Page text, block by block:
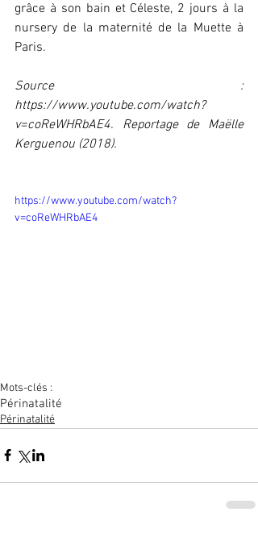
grâce à son bain et Céleste, 2 jours à la
nursery de la maternité de la Muette à
Paris.
Source :
https://www.youtube.com/watch?
v=coReWHRbAE4. Reportage de Maëlle
Kerguenou (2018).
https://www.youtube.com/watch?
v=coReWHRbAE4
Mots-clés :
Périnatalité
Périnatalité